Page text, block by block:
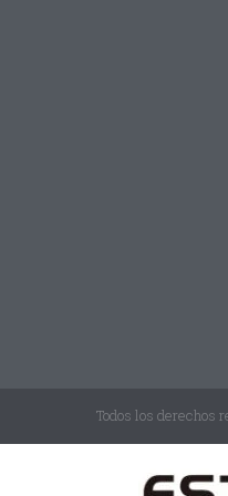
Todos los derechos